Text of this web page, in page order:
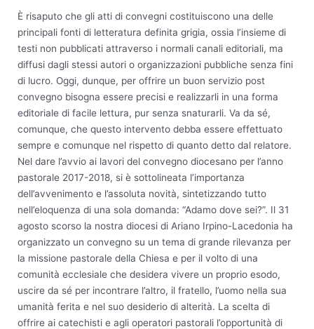
È risaputo che gli atti di convegni costituiscono una delle
principali fonti di letteratura definita grigia, ossia l’insieme di
testi non pubblicati attraverso i normali canali editoriali, ma
diffusi dagli stessi autori o organizzazioni pubbliche senza fini
di lucro. Oggi, dunque, per offrire un buon servizio post
convegno bisogna essere precisi e realizzarli in una forma
editoriale di facile lettura, pur senza snaturarli. Va da sé,
comunque, che questo intervento debba essere effettuato
sempre e comunque nel rispetto di quanto detto dal relatore.
Nel dare l’avvio ai lavori del convegno diocesano per l’anno
pastorale 2017-2018, si è sottolineata l’importanza
dell’avvenimento e l’assoluta novità, sintetizzando tutto
nell’eloquenza di una sola domanda: “Adamo dove sei?”. Il 31
agosto scorso la nostra diocesi di Ariano Irpino-Lacedonia ha
organizzato un convegno su un tema di grande rilevanza per
la missione pastorale della Chiesa e per il volto di una
comunità ecclesiale che desidera vivere un proprio esodo,
uscire da sé per incontrare l’altro, il fratello, l’uomo nella sua
umanità ferita e nel suo desiderio di alterità. La scelta di
offrire ai catechisti e agli operatori pastorali l’opportunità di